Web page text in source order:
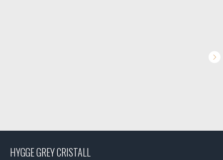
HYGGE GREY CRISTALL